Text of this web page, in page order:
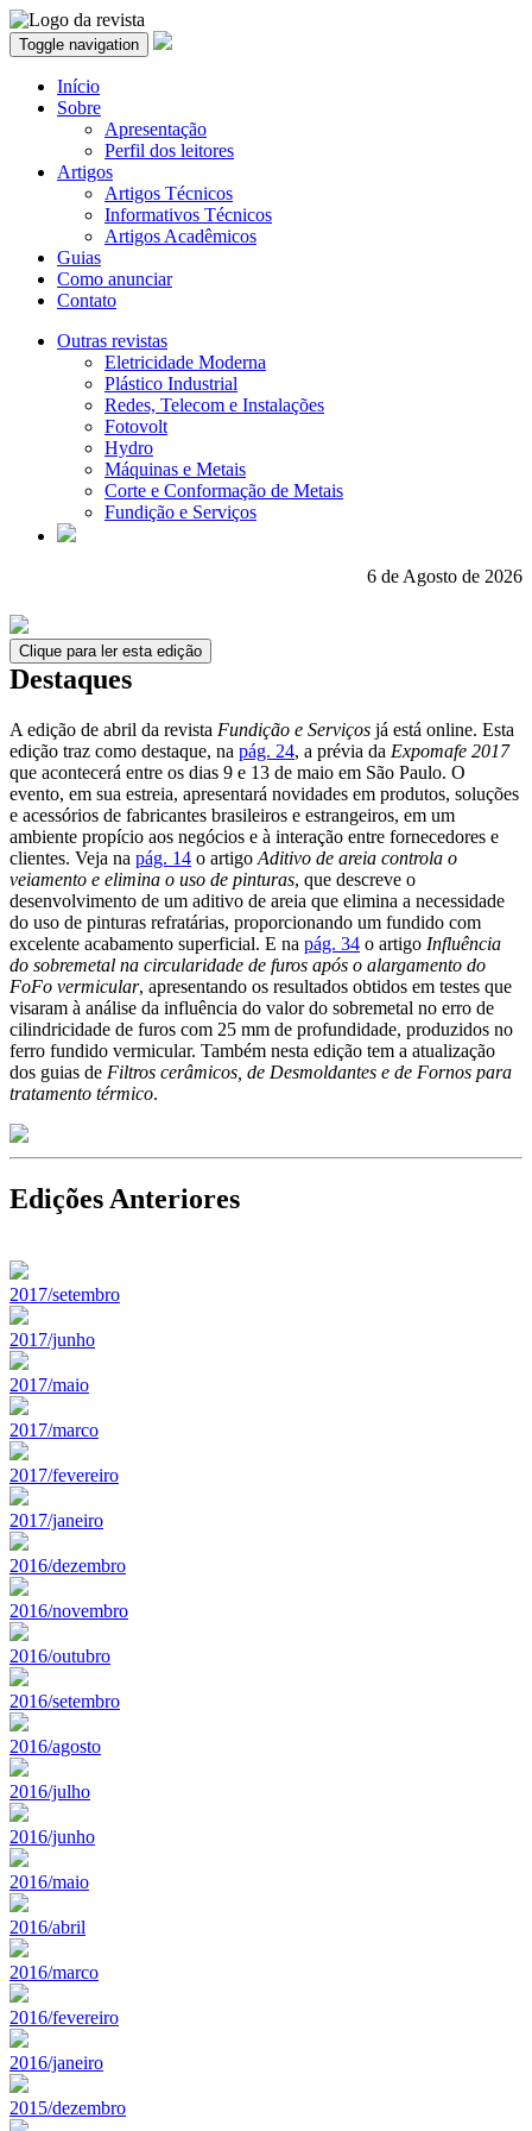
Toggle navigation
Início
Sobre
Apresentação
Perfil dos leitores
Artigos
Artigos Técnicos
Informativos Técnicos
Artigos Acadêmicos
Guias
Como anunciar
Contato
Outras revistas
Eletricidade Moderna
Plástico Industrial
Redes, Telecom e Instalações
Fotovolt
Hydro
Máquinas e Metais
Corte e Conformação de Metais
Fundição e Serviços
6 de Agosto de 2026
Clique para ler esta edição
Destaques
A edição de abril da revista Fundição e Serviços já está online. Esta
edição traz como destaque, na pág. 24, a prévia da Expomafe 2017
que acontecerá entre os dias 9 e 13 de maio em São Paulo. O
evento, em sua estreia, apresentará novidades em produtos, soluções
e acessórios de fabricantes brasileiros e estrangeiros, em um
ambiente propício aos negócios e à interação entre fornecedores e
clientes. Veja na pág. 14 o artigo Aditivo de areia controla o
veiamento e elimina o uso de pinturas, que descreve o
desenvolvimento de um aditivo de areia que elimina a necessidade
do uso de pinturas refratárias, proporcionando um fundido com
excelente acabamento superficial. E na pág. 34 o artigo Influência
do sobremetal na circularidade de furos após o alargamento do
FoFo vermicular, apresentando os resultados obtidos em testes que
visaram à análise da influência do valor do sobremetal no erro de
cilindricidade de furos com 25 mm de profundidade, produzidos no
ferro fundido vermicular. Também nesta edição tem a atualização
dos guias de Filtros cerâmicos, de Desmoldantes e de Fornos para
tratamento térmico.
Edições Anteriores
2017/setembro
2017/junho
2017/maio
2017/marco
2017/fevereiro
2017/janeiro
2016/dezembro
2016/novembro
2016/outubro
2016/setembro
2016/agosto
2016/julho
2016/junho
2016/maio
2016/abril
2016/marco
2016/fevereiro
2016/janeiro
2015/dezembro